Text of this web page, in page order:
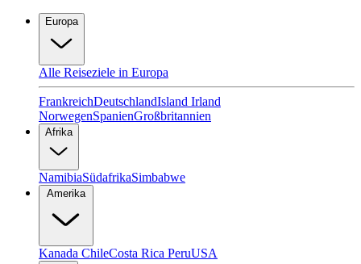
Europa
Alle Reiseziele in Europa
FrankreichDeutschlandIsland Irland
NorwegenSpanienGroßbritannien
Afrika
NamibiaSüdafrikaSimbabwe
Amerika
Kanada ChileCosta Rica PeruUSA